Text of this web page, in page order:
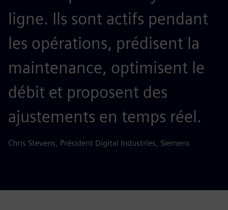
ligne. Ils sont actifs pendant
les opérations, prédisent la
maintenance, optimisent le
débit et proposent des
ajustements en temps réel.
Chris Stevens, Président Digital Industries, Siemens